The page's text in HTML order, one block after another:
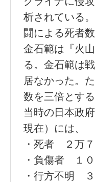
析されている
闘による死者
金石範は『火
る。金石範は
居なかった。
数を三倍とす
当時の日本政
現在）には、
・死者 ２万
・負傷者 １
・行方不明